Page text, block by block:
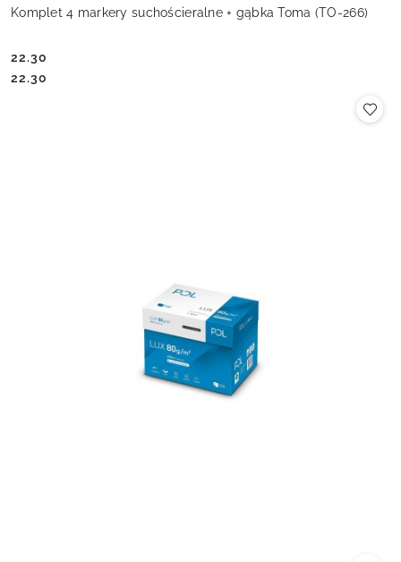
Komplet 4 markery suchościeralne + gąbka Toma (TO-266)
Cena:
22.30
Cena:
22.30